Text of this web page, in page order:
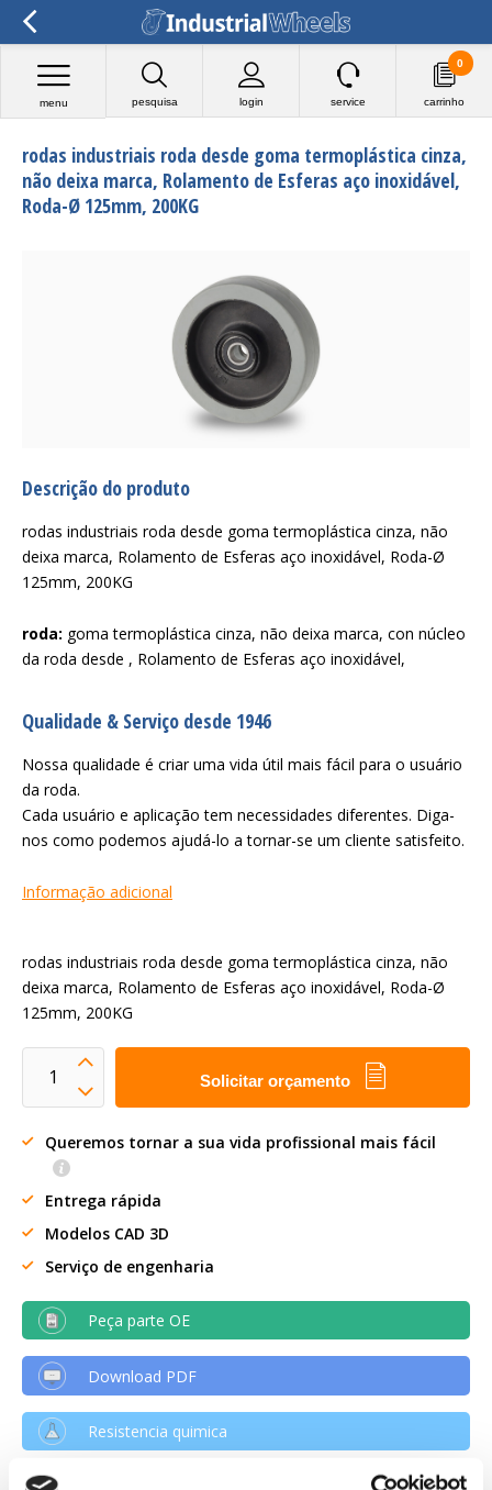
pesquisa login
menu service carrinho
0
rodas industriais roda desde goma termoplástica cinza,
não deixa marca, Rolamento de Esferas aço inoxidável,
Roda-Ø 125mm, 200KG
Descrição do produto
rodas industriais roda desde goma termoplástica cinza, não
deixa marca, Rolamento de Esferas aço inoxidável, Roda-Ø
125mm, 200KG
roda: goma termoplástica cinza, não deixa marca, con núcleo
da roda desde , Rolamento de Esferas aço inoxidável,
Qualidade & Serviço desde 1946
Nossa qualidade é criar uma vida útil mais fácil para o usuário
da roda.
Cada usuário e aplicação tem necessidades diferentes. Diga-
nos como podemos ajudá-lo a tornar-se um cliente satisfeito.
Informação adicional
rodas industriais roda desde goma termoplástica cinza, não
deixa marca, Rolamento de Esferas aço inoxidável, Roda-Ø
125mm, 200KG
Solicitar orçamento
Queremos tornar a sua vida profissional mais fácil
Entrega rápida
Modelos CAD 3D
Serviço de engenharia
Peça parte OE
Download PDF
Resistencia quimica